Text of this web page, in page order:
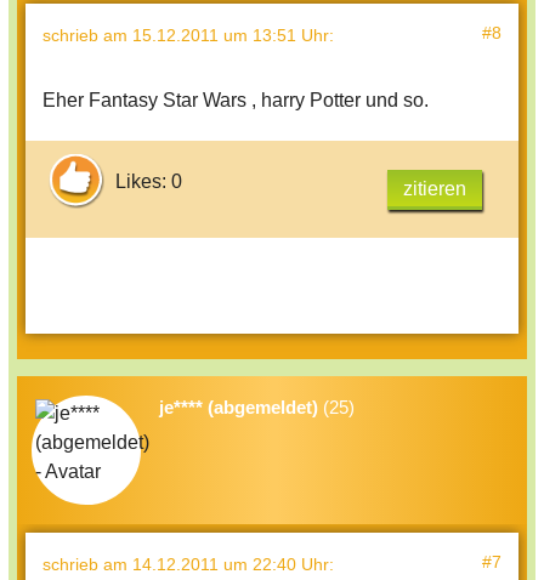
schrieb am 15.12.2011 um 13:51 Uhr: #8
Eher Fantasy Star Wars , harry Potter und so.
Likes: 0 zitieren
je**** (abgemeldet) (25)
schrieb am 14.12.2011 um 22:40 Uhr: #7